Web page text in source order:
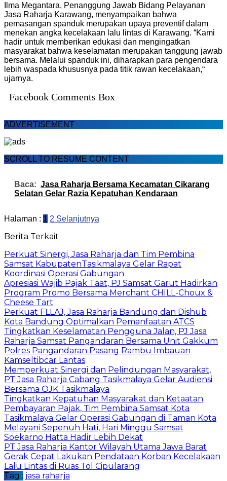
Ilma Megantara, Penanggung Jawab Bidang Pelayanan
Jasa Raharja Karawang, menyampaikan bahwa
pemasangan spanduk merupakan upaya preventif dalam
menekan angka kecelakaan lalu lintas di Karawang. “Kami
hadir untuk memberikan edukasi dan mengingatkan
masyarakat bahwa keselamatan merupakan tanggung jawab
bersama. Melalui spanduk ini, diharapkan para pengendara
lebih waspada khususnya pada titik rawan kecelakaan,“
ujarnya.
Facebook Comments Box
ADVERTISEMENT
SCROLL TO RESUME CONTENT
Baca: Jasa Raharja Bersama Kecamatan Cikarang
Selatan Gelar Razia Kepatuhan Kendaraan
Halaman : 1 2 Selanjutnya
Berita Terkait
Perkuat Sinergi, Jasa Raharja dan Tim Pembina
Samsat KabupatenTasikmalaya Gelar Rapat
Koordinasi Operasi Gabungan
Apresiasi Wajib Pajak Taat, PJ Samsat Garut Hadirkan
Program Promo Bersama Merchant CHILL-Choux &
Cheese Tart
Perkuat FLLAJ, Jasa Raharja Bandung dan Dishub
Kota Bandung Optimalkan Pemanfaatan ATCS
Tingkatkan Keselamatan Pengguna Jalan, PJ Jasa
Raharja Samsat Pangandaran Bersama Unit Gakkum
Polres Pangandaran Pasang Rambu Imbauan
Kamseltibcar Lantas
Memperkuat Sinergi dan Pelindungan Masyarakat,
PT Jasa Raharja Cabang Tasikmalaya Gelar Audiensi
Bersama OJK Tasikmalaya
Tingkatkan Kepatuhan Masyarakat dan Ketaatan
Pembayaran Pajak, Tim Pembina Samsat Kota
Tasikmalaya Gelar Operasi Gabungan di Taman Kota
Melayani Sepenuh Hati, Hari Minggu Samsat
Soekarno Hatta Hadir Lebih Dekat
PT Jasa Raharja Kantor Wilayah Utama Jawa Barat
Gerak Cepat Lakukan Pendataan Korban Kecelakaan
Lalu Lintas di Ruas Tol Cipularang
Tag : jasa raharja